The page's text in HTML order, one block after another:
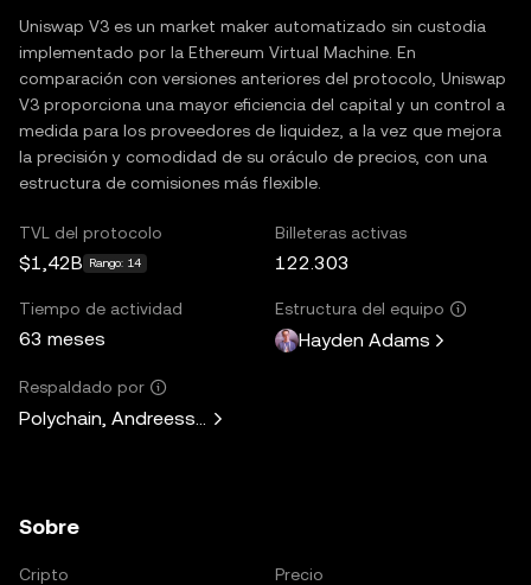
Uniswap V3 es un market maker automatizado sin custodia
implementado por la Ethereum Virtual Machine. En
comparación con versiones anteriores del protocolo, Uniswap
V3 proporciona una mayor eficiencia del capital y un control a
medida para los proveedores de liquidez, a la vez que mejora
la precisión y comodidad de su oráculo de precios, con una
estructura de comisiones más flexible.
TVL del protocolo
$1,42B Rango: 14
Billeteras activas
122.303
Tiempo de actividad
63 meses
Estructura del equipo
Hayden Adams
Respaldado por
Polychain, Andreessen Horowitz, Paradigm, Variant Fund,
Sobre
Cripto Precio